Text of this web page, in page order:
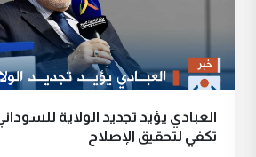
العبادي يؤيد تجديد الولاية
تكفي لتحقيق الإصلاح